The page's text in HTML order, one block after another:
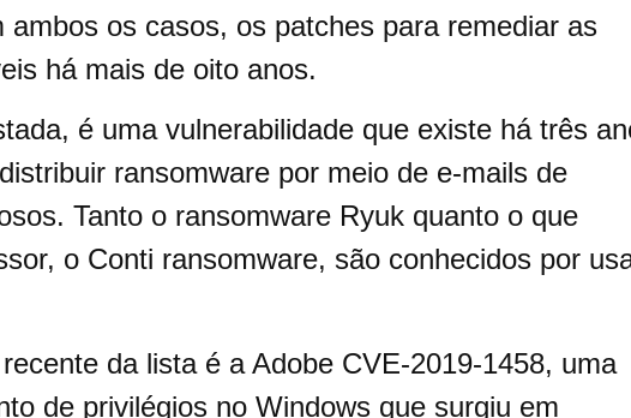
os casos, os patches para remediar as
há mais de oito anos.
é uma vulnerabilidade que existe há três
ransomware por meio de e-mails de
Tanto o ransomware Ryuk quanto o que
o Conti ransomware, são conhecidos por
da lista é a Adobe CVE-2019-1458, uma
de privilégios no Windows que surgiu em